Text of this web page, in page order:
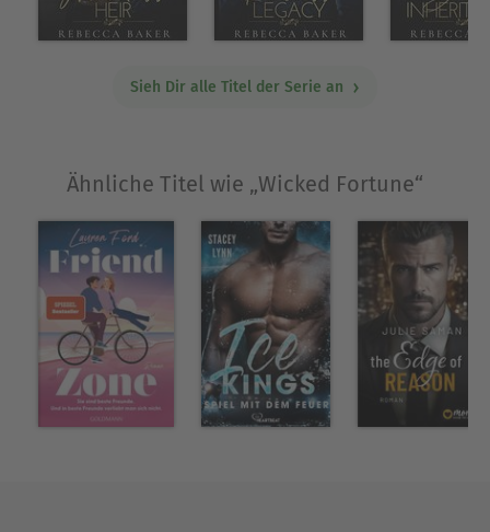
Sache herauskommen, ohne sein Geschäft - oder
sein Herz - zu verlieren.
Baden-Württemberg. Sie liebt den Strand und das
einem schönen Buch an einem kalten Wintertag.
Schon als Kind dachte sich Rebecca gerne
Geschichten aus und hatte Freude daran andere
damit zu begeistern. Ihre Liebesromane
veröffentlich sie seit 2020 im Eigenverlag.
Ausblenden
Sieh Dir alle Titel der Serie an
Ähnliche Titel wie „Wicked Fortune“